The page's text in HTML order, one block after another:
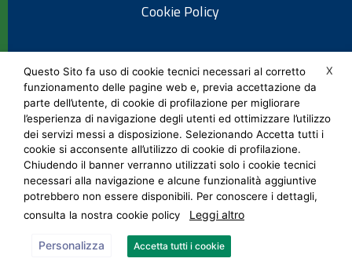
Cookie Policy
Note legali
Social Media Policy
X
Questo Sito fa uso di cookie tecnici necessari al corretto
funzionamento delle pagine web e, previa accettazione da
parte dell’utente, di cookie di profilazione per migliorare
l’esperienza di navigazione degli utenti ed ottimizzare l’utilizzo
dei servizi messi a disposizione. Selezionando Accetta tutti i
cookie si acconsente all’utilizzo di cookie di profilazione.
Chiudendo il banner verranno utilizzati solo i cookie tecnici
necessari alla navigazione e alcune funzionalità aggiuntive
potrebbero non essere disponibili. Per conoscere i dettagli,
consulta la nostra cookie policy
Leggi altro
Personalizza Accetta tutti i cookie